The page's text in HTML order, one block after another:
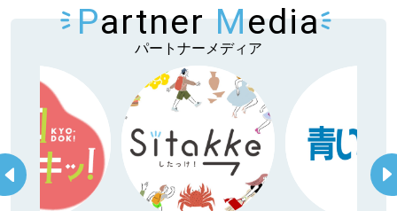
Partner Media
パートナーメディア